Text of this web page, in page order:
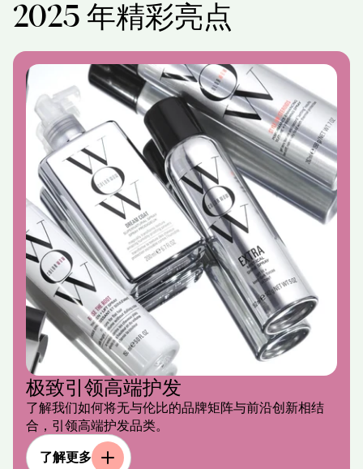
2025 年精彩亮点
极致引领高端护发
了解我们如何将无与伦比的品牌矩阵与前沿创新相结
合，引领高端护发品类。
了解更多